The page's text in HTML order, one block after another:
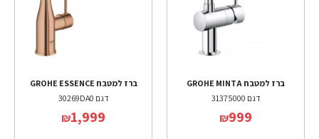
ברז למטבח GROHE MINTA
דגם 31375000
₪999
ברז למטבח GROHE ESSENCE
דגם 30269DA0
₪1,999